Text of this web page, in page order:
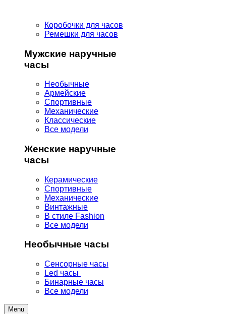
Коробочки для часов
Ремешки для часов
Мужские наручные
часы
Необычные
Армейские
Спортивные
Механические
Классические
Все модели
Женские наручные
часы
Керамические
Спортивные
Механические
Винтажные
В стиле Fashion
Все модели
Необычные часы
Сенсорные часы
Led часы
Бинарные часы
Все модели
Menu